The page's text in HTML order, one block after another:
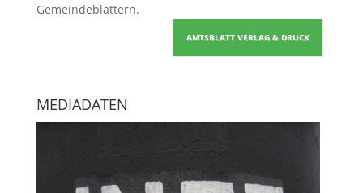
Gemeindeblättern.
AMTSBLATT VERLAG & DRUCK
MEDIADATEN